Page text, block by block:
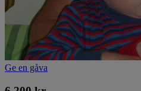
Ge en gåva